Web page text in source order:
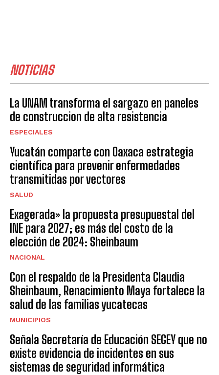
NOTICIAS
La UNAM transforma el sargazo en paneles
de construccion de alta resistencia
ESPECIALES
Yucatán comparte con Oaxaca estrategia
científica para prevenir enfermedades
transmitidas por vectores
SALUD
Exagerada» la propuesta presupuestal del
INE para 2027; es más del costo de la
elección de 2024: Sheinbaum
NACIONAL
Con el respaldo de la Presidenta Claudia
Sheinbaum, Renacimiento Maya fortalece la
salud de las familias yucatecas
MUNICIPIOS
Señala Secretaría de Educación SEGEY que no
existe evidencia de incidentes en sus
sistemas de seguridad informática